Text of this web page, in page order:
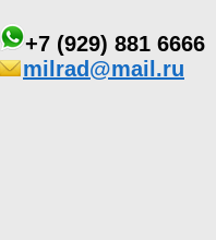
+7 (929) 881 6666
milrad@mail.ru